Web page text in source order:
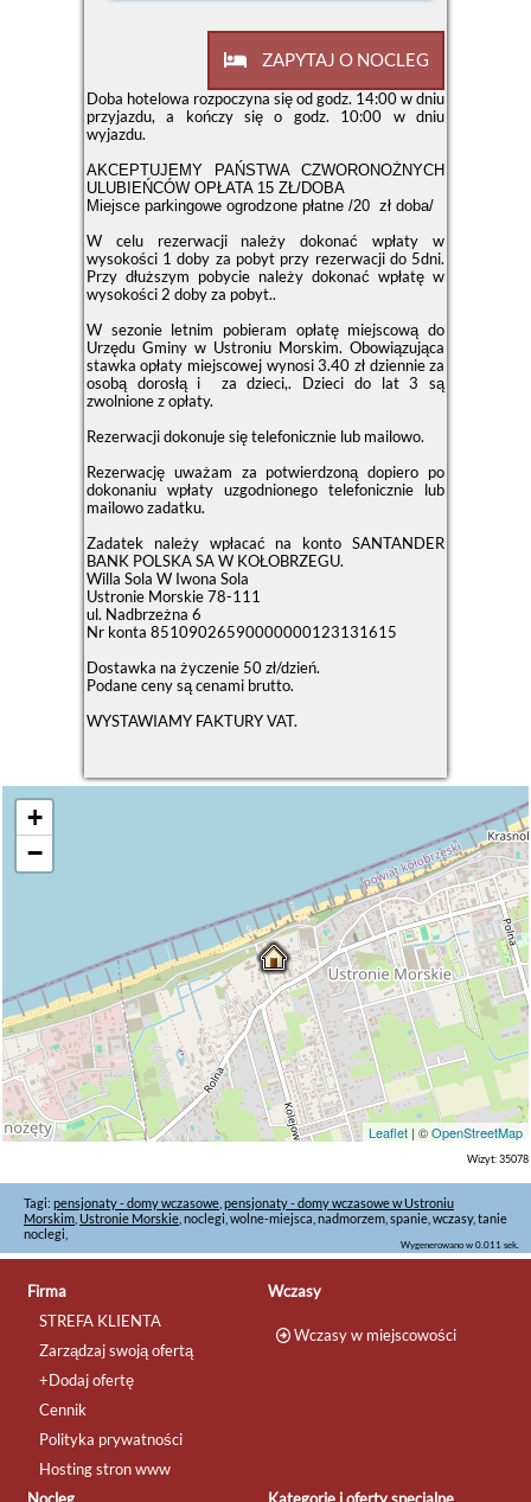
ZAPYTAJ O NOCLEG
Doba hotelowa rozpoczyna się od godz. 14:00 w dniu
przyjazdu, a kończy się o godz. 10:00 w dniu
wyjazdu.
AKCEPTUJEMY PAŃSTWA CZWORONOŻNYCH
ULUBIEŃCÓW OPŁATA 15 ZŁ/DOBA
Miejsce parkingowe ogrodzone płatne /20 zł doba/
W celu rezerwacji należy dokonać wpłaty w
wysokości 1 doby za pobyt przy rezerwacji do 5dni.
Przy dłuższym pobycie należy dokonać wpłatę w
wysokości 2 doby za pobyt..
W sezonie letnim pobieram opłatę miejscową do
Urzędu Gminy w Ustroniu Morskim. Obowiązująca
stawka opłaty miejscowej wynosi 3.40 zł dziennie za
osobą dorosłą i za dzieci,. Dzieci do lat 3 są
zwolnione z opłaty.
Rezerwacji dokonuje się telefonicznie lub mailowo.
Rezerwację uważam za potwierdzoną dopiero po
dokonaniu wpłaty uzgodnionego telefonicznie lub
mailowo zadatku.
Zadatek należy wpłacać na konto SANTANDER
BANK POLSKA SA W KOŁOBRZEGU.
Willa Sola W Iwona Sola
Ustronie Morskie 78-111
ul. Nadbrzeżna 6
Nr konta 85109026590000000123131615
Dostawka na życzenie 50 zł/dzień.
Podane ceny są cenami brutto.
WYSTAWIAMY FAKTURY VAT.
+
−
Leaflet | ©OpenStreetMap
Wizyt: 35078
Tagi: pensjonaty - domy wczasowe pensjonaty - domy wczasowe w Ustroniu
Morskim Ustronie Morskie , noclegi, wolne-miejsca, nadmorzem, spanie, wczasy, tanie
noclegi,
Wygenerowano w 0.011 sek.
Firma
STREFA KLIENTA
Zarządzaj swoją ofertą
+Dodaj ofertę
Cennik
Polityka prywatności
Hosting stron www
Wczasy
Wczasy w miejscowości